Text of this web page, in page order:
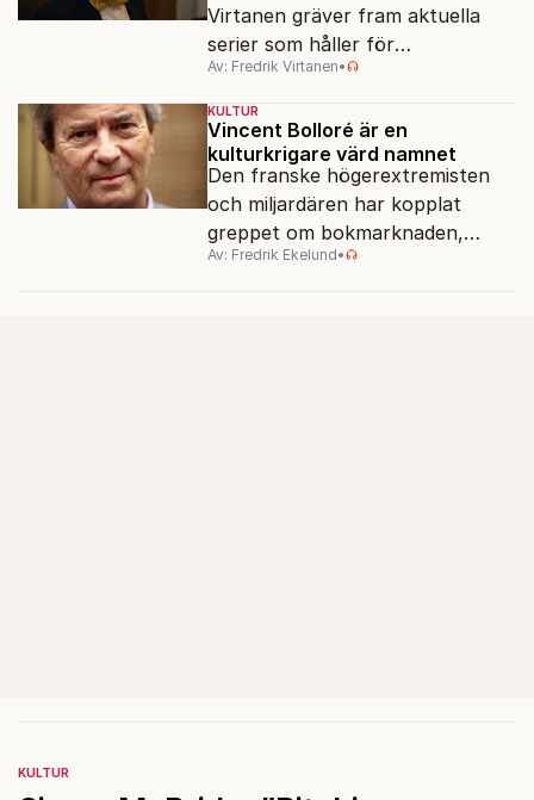
Virtanen gräver fram aktuella
serier som håller för
augustisoffan – när
sensommarmörkret smyger sig
på och tv-utbudet blir din bästa
vän.
Av: Fredrik Virtanen•
KULTUR
Vincent Bolloré är en
kulturkrigare värd namnet
Den franske högerextremisten
och miljardären har kopplat
greppet om bokmarknaden,
filmbolag, tv- och radiokanaler.
Av: Fredrik Ekelund•
KULTUR